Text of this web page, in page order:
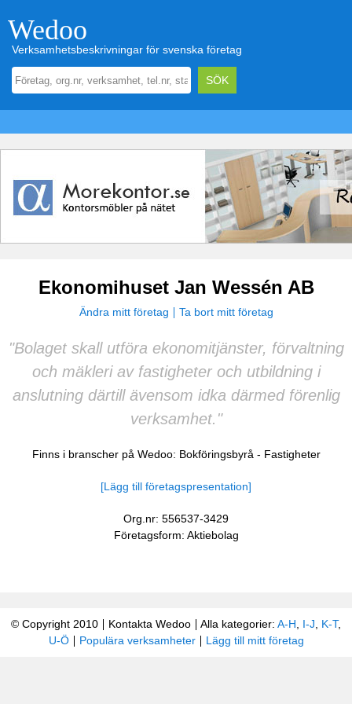
Wedoo
Verksamhetsbeskrivningar för svenska företag
Ekonomihuset Jan Wessén AB
Ändra mitt företag Ta bort mitt företag
"Bolaget skall utföra ekonomitjänster, förvaltning
och mäkleri av fastigheter och utbildning i
anslutning därtill ävensom idka därmed förenlig
verksamhet."
Finns i branscher på Wedoo: Bokföringsbyrå - Fastigheter
[Lägg till företagspresentation]
Org.nr: 556537-3429
Företagsform: Aktiebolag
© Copyright 2010 Kontakta Wedoo Alla kategorier: A-H I-J K-T,
U-Ö
Populära verksamheter Lägg till mitt företag